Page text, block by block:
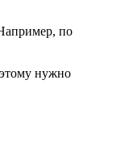
по
нужно